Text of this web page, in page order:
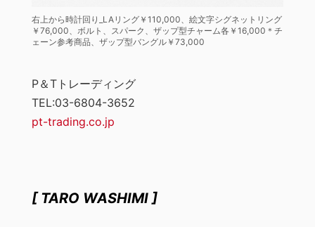
右上から時計回り_LAリング￥110,000、絵文字シグネットリング
￥76,000、ボルト、スパーク、ザップ型チャーム各￥16,000＊チ
ェーン参考商品、ザップ型バングル￥73,000
P＆Tトレーディング
TEL:03-6804-3652
pt-trading.co.jp
[ TARO WASHIMI ]